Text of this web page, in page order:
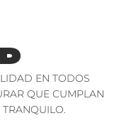
EN TODOS
QUE CUMPLAN